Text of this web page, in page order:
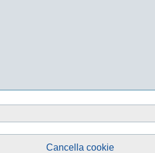
Cancella cookie